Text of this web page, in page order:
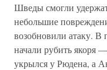
Шведы смогли
небольшие
возобновили атаку.
начали рубить якоря
укрылся у Рюдена, а